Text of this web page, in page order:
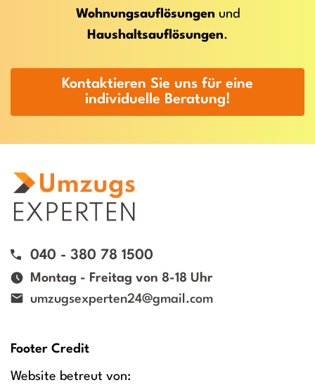
Wohnungsauflösungen und
Haushaltsauflösungen.
Kontaktieren Sie uns für eine
individuelle Beratung!
040 - 380 78 1500
Montag - Freitag von 8-18 Uhr
umzugsexperten24@gmail.com
Footer Credit
Website betreut von: